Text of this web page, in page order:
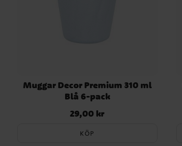
Muggar Decor Premium 310 ml
Blå 6-pack
Pris:29,00 kr
29,00 kr
KÖP